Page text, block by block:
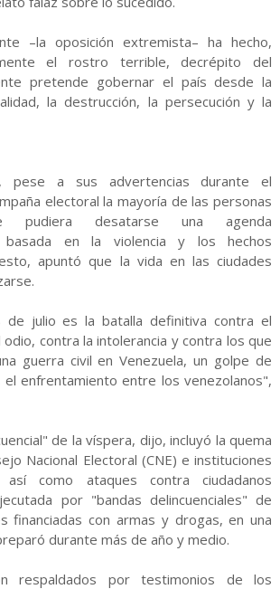
–la oposición extremista– ha hecho,
el rostro terrible, decrépito del
pretende gobernar el país desde la
la destrucción, la persecución y la
pese a sus advertencias durante el
electoral la mayoría de las personas
desatarse una agenda
basada en la violencia y los hechos
apuntó que la vida en las ciudades
de julio es la batalla definitiva contra el
contra la intolerancia y contra los que
guerra civil en Venezuela, un golpe de
el enfrentamiento entre los venezolanos",
de la víspera, dijo, incluyó la quema
Nacional Electoral (CNE) e instituciones
así como ataques contra ciudadanos
por "bandas delincuenciales" de
financiadas con armas y drogas, en una
durante más de año y medio.
respaldados por testimonios de los